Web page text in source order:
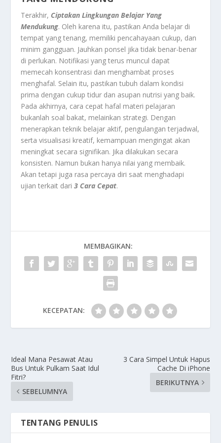
Terakhir, Ciptakan Lingkungan Belajar Yang
Mendukung. Oleh karena itu, pastikan Anda belajar di
tempat yang tenang, memiliki pencahayaan cukup, dan
minim gangguan. Jauhkan ponsel jika tidak benar-benar
di perlukan. Notifikasi yang terus muncul dapat
memecah konsentrasi dan menghambat proses
menghafal. Selain itu, pastikan tubuh dalam kondisi
prima dengan cukup tidur dan asupan nutrisi yang baik.
Pada akhirnya, cara cepat hafal materi pelajaran
bukanlah soal bakat, melainkan strategi. Dengan
menerapkan teknik belajar aktif, pengulangan terjadwal,
serta visualisasi kreatif, kemampuan mengingat akan
meningkat secara signifikan. Jika dilakukan secara
konsisten. Namun bukan hanya nilai yang membaik.
Akan tetapi juga rasa percaya diri saat menghadapi
ujian terkait dari3 Cara Cepat.
MEMBAGIKAN:
KECEPATAN:
Ideal Mana Pesawat Atau
Bus Untuk Pulkam Saat Idul
Fitri?
SEBELUMNYA
3 Cara Simpel Untuk Hapus
Cache Di iPhone
BERIKUTNYA
TENTANG PENULIS